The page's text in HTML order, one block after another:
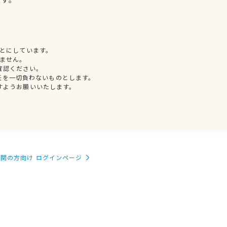
しています。
せん。
ください。
一切負わないものとします。
うお願いいたします。
の方向け ログインページ